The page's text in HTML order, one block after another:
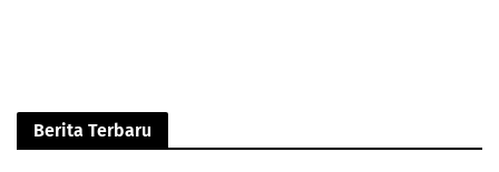
Berita Terbaru